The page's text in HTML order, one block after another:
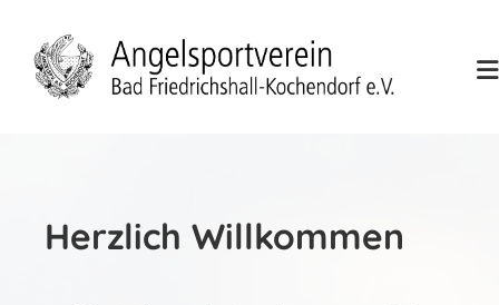
Herzlich Willkommen